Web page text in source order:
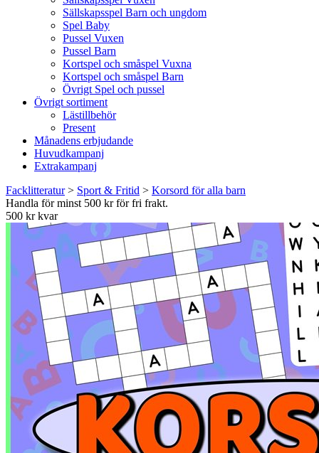
Sällskapsspel Barn och ungdom
Spel Baby
Pussel Vuxen
Pussel Barn
Kortspel och småspel Vuxna
Kortspel och småspel Barn
Övrigt Spel och pussel
Övrigt sortiment
Lästillbehör
Present
Månadens erbjudande
Huvudkampanj
Extrakampanj
Facklitteratur> Sport & Fritid > Korsord för alla barn
Handla för minst 500 kr för fri frakt.
500 kr kvar